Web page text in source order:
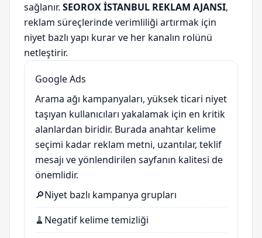
sağlanır. SEOROX İSTANBUL REKLAM AJANSI,
reklam süreçlerinde verimliliği artırmak için
niyet bazlı yapı kurar ve her kanalın rolünü
netleştirir.
Google Ads
Arama ağı kampanyaları, yüksek ticari niyet
taşıyan kullanıcıları yakalamak için en kritik
alanlardan biridir. Burada anahtar kelime
seçimi kadar reklam metni, uzantılar, teklif
mesajı ve yönlendirilen sayfanın kalitesi de
önemlidir.
🔎Niyet bazlı kampanya grupları
🧹 Negatif kelime temizliği